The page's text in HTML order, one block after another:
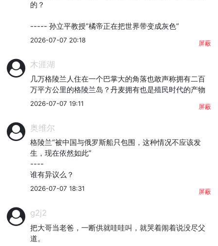
的？
----- 孙立平教授“橘帝正在把世界带变成灰色”
2026-07-07 20:18 屏蔽
木涯湖
几万格陵兰人住在一个巴掌大的角落也敢声称拥有二百
万平方公里的格陵兰岛？丹麦拥有也是殖民时代的产物
2026-07-07 19:11 屏蔽
奥维尔
格陵兰“被中国与俄罗斯船只包围，这种情况不应该发
生，现在依然如此”
----
谁有异议么？
2026-07-07 18:31 屏蔽
g2j2
把大哥当老爸，一断供就哇哇叫，就哭着闹着说没尽父
道。